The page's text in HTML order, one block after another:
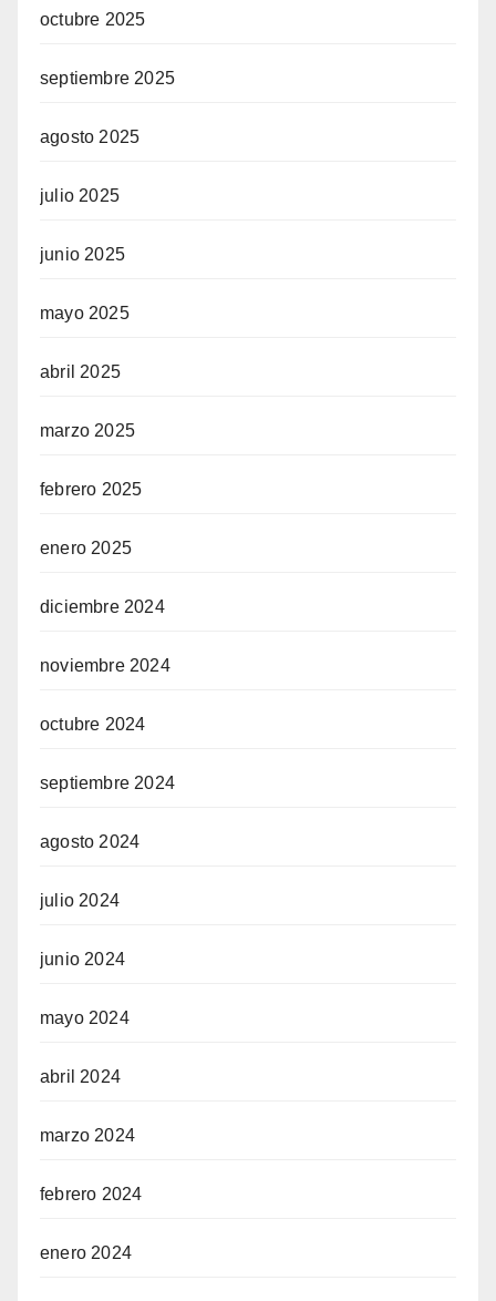
octubre 2025
septiembre 2025
agosto 2025
julio 2025
junio 2025
mayo 2025
abril 2025
marzo 2025
febrero 2025
enero 2025
diciembre 2024
noviembre 2024
octubre 2024
septiembre 2024
agosto 2024
julio 2024
junio 2024
mayo 2024
abril 2024
marzo 2024
febrero 2024
enero 2024